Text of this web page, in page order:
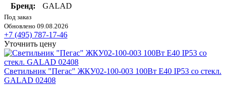
Бренд:
GALAD
Под заказ
Обновлено 09.08.2026
+7 (495) 787-17-46
Уточнить цену
Светильник "Пегас" ЖКУ02-100-003 100Вт E40 IP53 со стекл.
GALAD 02408